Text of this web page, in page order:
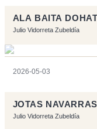
ALA BAITA
Julio Vidorreta Zubeldía
2026-05-03
JOTAS
Julio Vidorreta Zubeldía